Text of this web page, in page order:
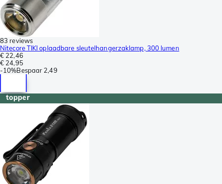
83 reviews
Nitecore TIKI oplaadbare sleutelhangerzaklamp, 300 lumen
€ 22,46
€ 24,95
-10%Bespaar 2,49
topper